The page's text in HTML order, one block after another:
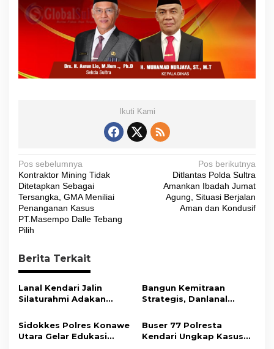
Ikuti Kami
N
a
v
i
g
a
s
i
p
o
s
Pos sebelumnya
Kontraktor Mining Tidak
Ditetapkan Sebagai
Tersangka, GMA Meniliai
Penanganan Kasus
PT.Masempo Dalle Tebang
Pilih
Pos berikutnya
Ditlantas Polda Sultra
Amankan Ibadah Jumat
Agung, Situasi Berjalan
Aman dan Kondusif
Berita Terkait
Lanal Kendari Jalin
Silaturahmi Adakan
Bersama Insan Pers.
Bangun Kemitraan
Strategis, Danlanal
Wujudkan Informasi
Objektif dan Berimbang
Sidokkes Polres Konawe
Utara Gelar Edukasi
Buser 77 Polresta
Kendari Ungkap Kasus